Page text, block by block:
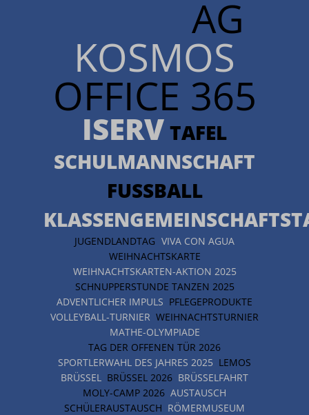
AG
KOSMOS
OFFICE 365
ISERV TAFEL
SCHULMANNSCHAFT
FUSSBALL
JUGENDLANDTAG VIVA CON AGUA
WEIHNACHTSKARTE
WEIHNACHTSKARTEN-AKTION 2025
SCHNUPPERSTUNDE TANZEN 2025
ADVENTLICHER IMPULS PFLEGEPRODUKTE
VOLLEYBALL-TURNIER WEIHNACHTSTURNIER
MATHE-OLYMPIADE
TAG DER OFFENEN TÜR 2026
SPORTLERWAHL DES JAHRES 2025 LEMOS
BRÜSSEL
BRÜSSEL 2026 BRÜSSELFAHRT
MOLY-CAMP 2026 AUSTAUSCH
SCHÜLERAUSTAUSCH RÖMERMUSEUM